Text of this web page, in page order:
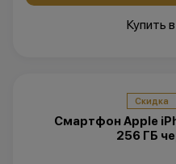
Купить
Скидка
Смартфон Apple
256 ГБ